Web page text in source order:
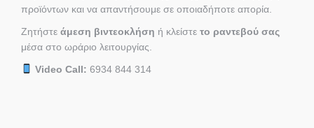
προϊόντων και να απαντήσουμε σε οποιαδήποτε απορία.
Ζητήστε άμεση βιντεοκλήση ή κλείστε το ραντεβού σας
μέσα στο ωράριο λειτουργίας.
Video Call: 6934 844 314